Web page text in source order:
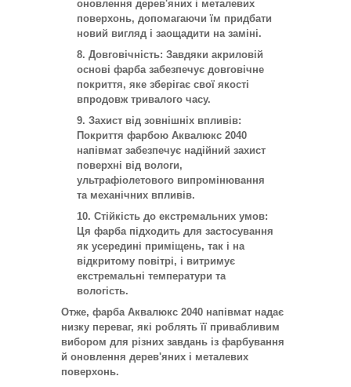
оновлення дерев'яних і металевих
поверхонь, допомагаючи їм придбати
новий вигляд і заощадити на заміні.
Довговічність: Завдяки акриловій
основі фарба забезпечує довговічне
покриття, яке зберігає свої якості
впродовж тривалого часу.
Захист від зовнішніх впливів:
Покриття фарбою Аквалюкс 2040
напівмат забезпечує надійний захист
поверхні від вологи,
ультрафіолетового випромінювання
та механічних впливів.
Стійкість до екстремальних умов:
Ця фарба підходить для застосування
як усередині приміщень, так і на
відкритому повітрі, і витримує
екстремальні температури та
вологість.
Отже, фарба Аквалюкс 2040 напівмат надає
низку переваг, які роблять її привабливим
вибором для різних завдань із фарбування
й оновлення дерев'яних і металевих
поверхонь.